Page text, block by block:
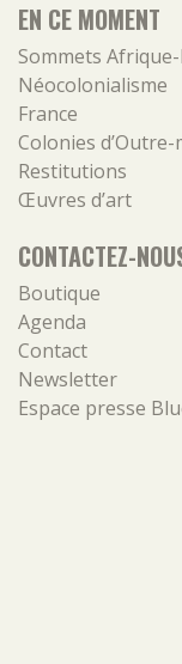
EN CE MOMENT
Sommets
Néocolonialisme
France
Colonies d’Outre-
Restitutions
Œuvres d’art
CONTACTEZ-
Boutique
Agenda
Contact
Newsletter
Espace presse